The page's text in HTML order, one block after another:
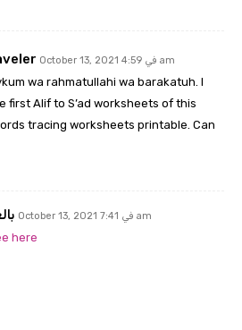
October 13, 2021 في 4:59 am
wa rahmatullahi wa barakatuh. I
first Alif to S’ad worksheets of this
tracing worksheets printable. Can
October 13, 2021 في 7:41 am
here